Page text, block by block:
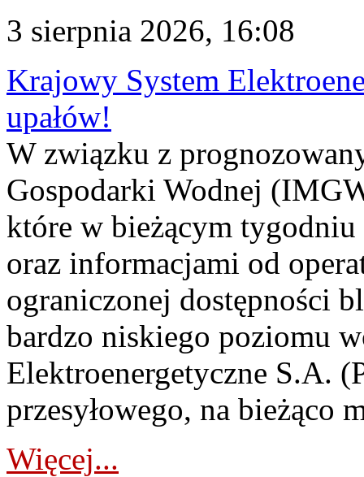
3 sierpnia 2026, 16:08
Krajowy System
upałów!
W związku z
Gospodarki Wodnej
które w bieżącym tygodniu
oraz informacjami od
ograniczonej dostępności
bardzo niskiego poziomu
Elektroenergetyczne S.A.
przesyłowego, na bieżąco
Więcej...